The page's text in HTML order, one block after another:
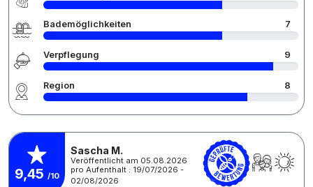
Bademöglichkeiten 7
Verpflegung 9
Region 8
9,45 /10
Sascha M.
Veröffentlicht am 05.08.2026
pro Aufenthalt : 19/07/2026 -
02/08/2026